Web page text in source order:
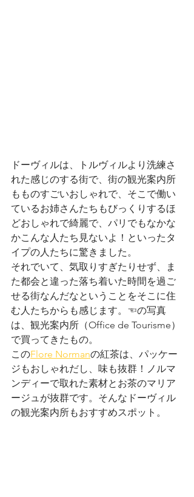
ドーヴィルは、トルヴィルより洗練さ
れた感じのする街で、街の観光案内所
もものすごいおしゃれで、そこで働い
ているお姉さんたちもびっくりするほ
どおしゃれで綺麗で、パリでもなかな
かこんな人たち見ないよ！といったタ
イプの人たちに驚きました。
それでいて、気取りすぎたりせず、ま
た都会と違った落ち着いた時間を過ご
せる街なんだなということをそこに住
む人たちからも感じます。☜の写真
は、観光案内所（Office de Tourisme）
で買ってきたもの。
このFlore Normanの紅茶は、パッケー
ジもおしゃれだし、味も抜群！ノルマ
ンディーで取れた素材とお茶のマリア
ージュが抜群です。そんなドーヴィル
の観光案内所もおすすめスポット。